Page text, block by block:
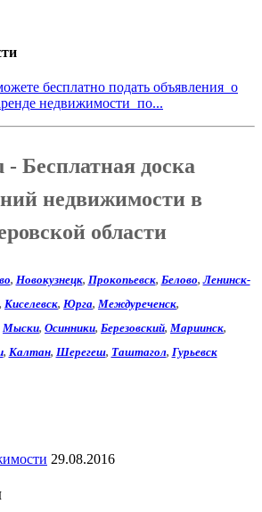
бесплатно подать объявления о
недвижимости по...
Бесплатная доска
недвижимости в
области
, Новокузнецк, Прокопьевск, Белово,Ленинск-
, Киселевск, Юрга, Междуреченск,
Мыски, Осинники, Березовский, Мариинск,
, Калтан, Шерегеш, Таштагол, Гурьевск
29.08.2016